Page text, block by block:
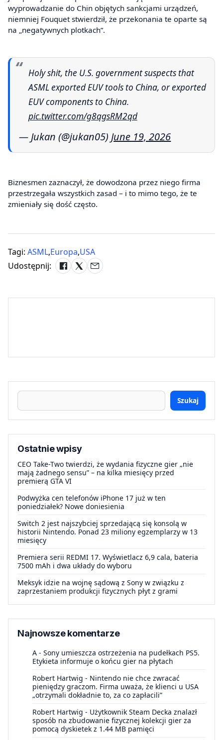
wyprowadzanie do Chin objętych sankcjami urządzeń,
niemniej Fouquet stwierdził, że przekonania te oparte są
na „negatywnych plotkach”.
Holy shit, the U.S. government suspects that
ASML exported EUV tools to China, or exported
EUV components to China.
pic.twitter.com/g8qgsRM2qd
— Jukan (@jukan05) June 19, 2026
Biznesmen zaznaczył, że dowodzona przez niego firma
przestrzegała wszystkich zasad – i to mimo tego, że te
zmieniały się dość często.
Tagi: ASML,Europa,USA
Udostępnij:
Szukaj
Ostatnie wpisy
CEO Take-Two twierdzi, że wydania fizyczne gier „nie
mają żadnego sensu” – na kilka miesięcy przed
premierą GTA VI
Podwyżka cen telefonów iPhone 17 już w ten
poniedziałek? Nowe doniesienia
Switch 2 jest najszybciej sprzedającą się konsolą w
historii Nintendo. Ponad 23 miliony egzemplarzy w 13
miesięcy
Premiera serii REDMI 17. Wyświetlacz 6,9 cala, bateria
7500 mAh i dwa układy do wyboru
Meksyk idzie na wojnę sądową z Sony w związku z
zaprzestaniem produkcji fizycznych płyt z grami
Najnowsze komentarze
A - Sony umieszcza ostrzeżenia na pudełkach PS5.
Etykieta informuje o końcu gier na płytach
Robert Hartwig - Nintendo nie chce zwracać
pieniędzy graczom. Firma uważa, że klienci u USA
„otrzymali dokładnie to, za co zapłacili”
Robert Hartwig - Użytkownik Steam Decka znalazł
sposób na zbudowanie fizycznej kolekcji gier za
pomocą dyskietek z 1.44 MB pamięci